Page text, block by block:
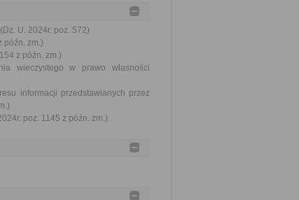
U. 2024r. poz. 572)
późn. zm.)
z późn. zm.)
wieczystego w prawo własności
informacji przedstawianych przez
poz. 1145 z późn. zm.)